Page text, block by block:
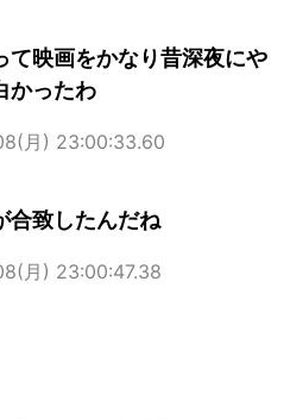
て映画をかなり昔深夜にや
かったわ
月) 23:00:33.60
合致したんだね
月) 23:00:47.38